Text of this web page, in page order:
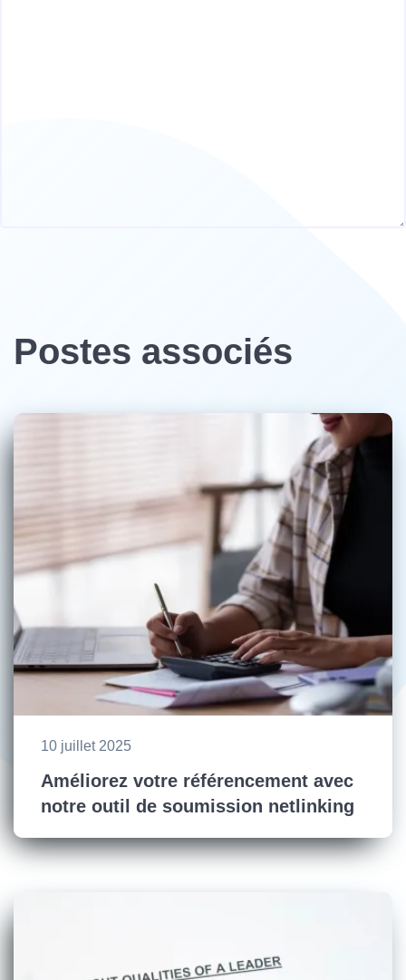
Postes associés
10 juillet 2025
Améliorez votre référencement avec
notre outil de soumission netlinking